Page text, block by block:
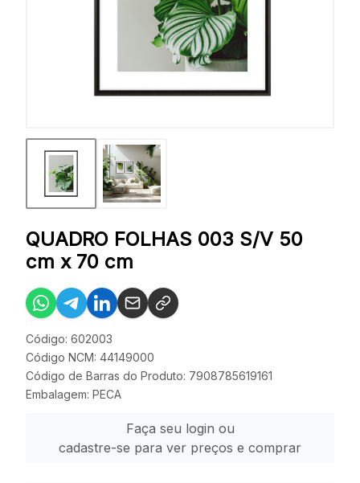
QUADRO FOLHAS 003 S/V 50
cm x 70 cm
Código: 602003
Código NCM: 44149000
Código de Barras do Produto: 7908785619161
Embalagem: PECA
Faça seu login ou
cadastre-se para ver preços e comprar